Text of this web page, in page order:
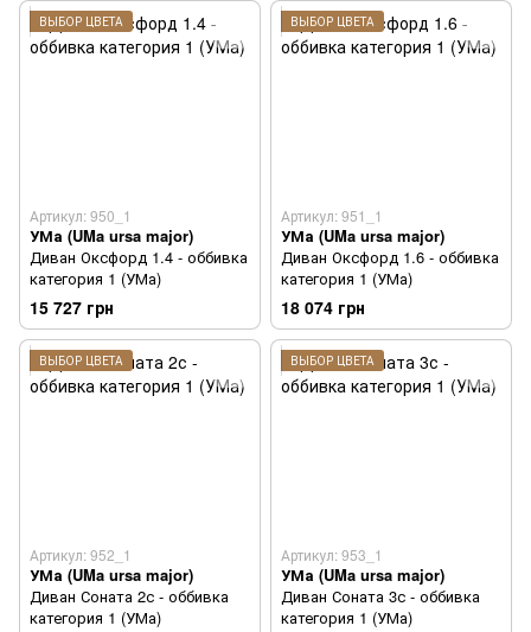
ВЫБОР ЦВЕТА
Артикул: 950_1
УМа (UMa ursa major)
Диван Оксфорд 1.4 - оббивка
категория 1 (УМа)
15 727 грн
ВЫБОР ЦВЕТА
Артикул: 951_1
УМа (UMa ursa major)
Диван Оксфорд 1.6 - оббивка
категория 1 (УМа)
18 074 грн
ВЫБОР ЦВЕТА
Артикул: 952_1
УМа (UMa ursa major)
Диван Соната 2с - оббивка
категория 1 (УМа)
ВЫБОР ЦВЕТА
Артикул: 953_1
УМа (UMa ursa major)
Диван Соната 3с - оббивка
категория 1 (УМа)